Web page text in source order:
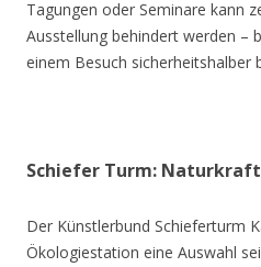
Tagungen oder Seminare kann
Ausstellung behindert werden –
einem Besuch sicherheitshalber
Schiefer Turm: Naturkraft
Der Künstlerbund Schieferturm
Ökologiestation eine Auswahl